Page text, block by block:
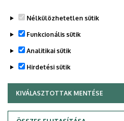
Legutóbbi frissítés: 2024. 11. 13. 10:57
Nélkülözhetetlen sütik
Funkcionális sütik
Analitikai sütik
Hirdetési sütik
KIVÁLASZTOTTAK MENTÉSE
WITHDRAW CONSENT